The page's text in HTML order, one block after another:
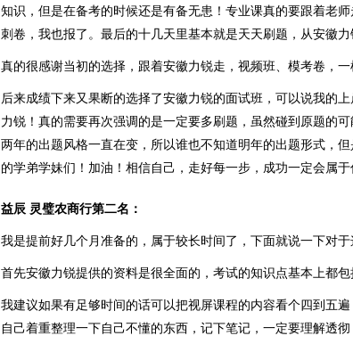
知识，但是在备考的时候还是有备无患！专业课真的要跟着老
刺卷，我也报了。最后的十几天里基本就是天天刷题，从安徽力
真的很感谢当初的选择，跟着安徽力锐走，视频班、模考卷，一
后来成绩下来又果断的选择了安徽力锐的面试班，可以说我的
力锐！真的需要再次强调的是一定要多刷题，虽然碰到原题的
两年的出题风格一直在变，所以谁也不知道明年的出题形式，
的学弟学妹们！加油！相信自己，走好每一步，成功一定会属于
益辰 灵璧农商行第二名：
我是提前好几个月准备的，属于较长时间了，下面就说一下对于
首先安徽力锐提供的资料是很全面的，考试的知识点基本上都包
我建议如果有足够时间的话可以把视屏课程的内容看个四到五
自己着重整理一下自己不懂的东西，记下笔记，一定要理解透